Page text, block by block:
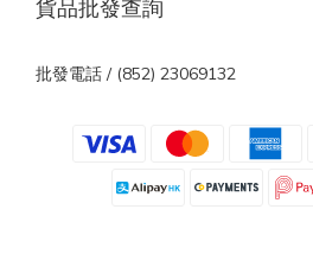
貨品批發查詢
批發電話 / (852) 23069132